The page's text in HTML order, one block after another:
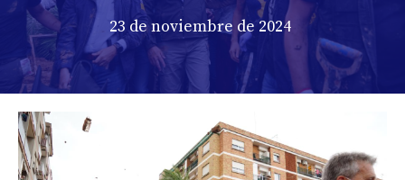
23 de noviembre de 2024